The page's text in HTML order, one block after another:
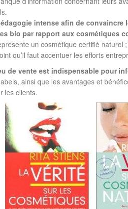
intense afin de convaincre
bio par rapport aux cosmétiques
un cosmétique certifié naturel
qu’il faut accentuer les efforts
de vente est indispensable pour
ainsi que les avantages et
les clients.